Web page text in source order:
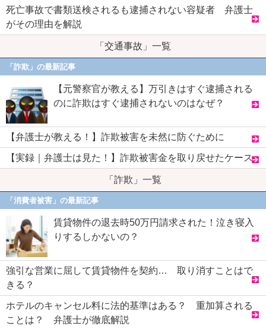
死亡事故で書類送検されるも逮捕されない容疑者 弁護士
がその理由を解説
「交通事故」一覧
「詐欺」の最新記事
【元警察官が教える】万引きはすぐ逮捕される
のに詐欺はすぐ逮捕されないのはなぜ？
【弁護士が教える！】詐欺被害を未然に防ぐために
【実録｜弁護士は見た！】詐欺被害金を取り戻せたケース
「詐欺」一覧
「消費者被害」の最新記事
賃貸物件の退去時50万円請求された！泣き寝入
りするしかないの？
強引な営業に屈して賃貸物件を契約… 取り消すことはで
きる？
ホテルのキャンセル料に法的基準はある？ 重加算される
ことは？ 弁護士が徹底解説